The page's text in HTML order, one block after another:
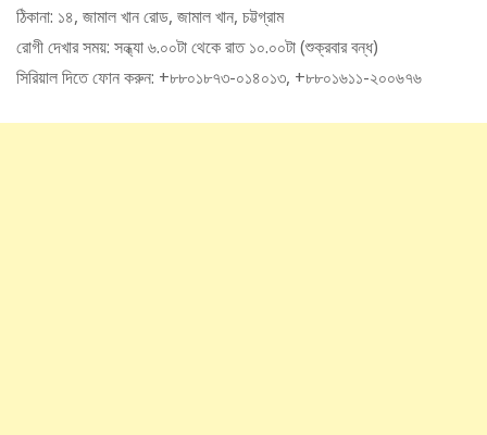
ঠিকানা: ১৪, জামাল খান রোড, জামাল খান, চট্টগ্রাম
রোগী দেখার সময়: সন্ধ্যা ৬.০০টা থেকে রাত ১০.০০টা (শুক্রবার বন্ধ)
সিরিয়াল দিতে ফোন করুন: +৮৮০১৮৭৩-০১৪০১৩, +৮৮০১৬১১-২০০৬৭৬